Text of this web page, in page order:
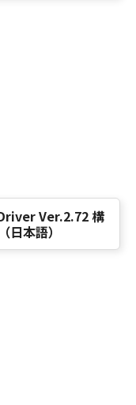
2条、第4条
第10条の規
します。
米国政府の機
a "commercial
48 C.F.R.
(Sept 1995).
48 C.F.R.
rights set
Canon
Ver.2.72 構
本語）